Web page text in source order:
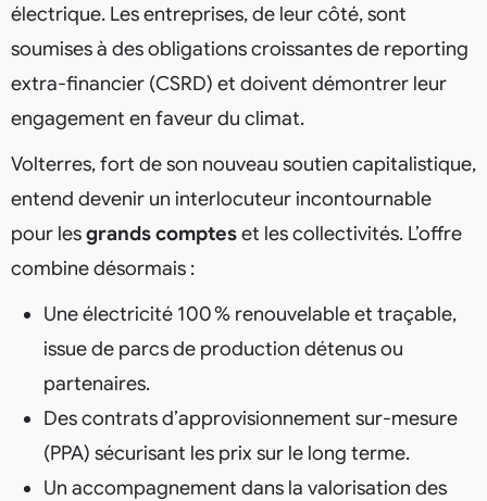
électrique. Les entreprises, de leur côté, sont
soumises à des obligations croissantes de reporting
extra-financier (CSRD) et doivent démontrer leur
engagement en faveur du climat.
Volterres, fort de son nouveau soutien capitalistique,
entend devenir un interlocuteur incontournable
pour lesgrands compteset les collectivités. L’offre
combine désormais :
Une électricité 100 % renouvelable et traçable,
issue de parcs de production détenus ou
partenaires.
Des contrats d’approvisionnement sur-mesure
(PPA) sécurisant les prix sur le long terme.
Un accompagnement dans la valorisation des